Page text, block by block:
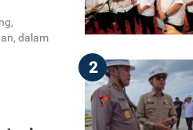
dalam
2